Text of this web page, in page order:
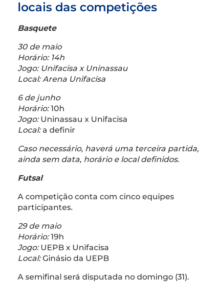
locais das competições
Basquete
30 de maio
Horário: 14h
Jogo: Unifacisa x Uninassau
Local: Arena Unifacisa
6 de junho
Horário:10h
Jogo:Uninassau x Unifacisa
Local:a definir
Caso necessário, haverá uma terceira partida,
ainda sem data, horário e local definidos.
Futsal
A competição conta com cinco equipes
participantes.
29 de maio
Horário:19h
Jogo:UEPB x Unifacisa
Local:Ginásio da UEPB
A semifinal será disputada no domingo (31).